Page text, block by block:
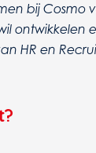
bij Cosmo
ontwikkelen
HR en